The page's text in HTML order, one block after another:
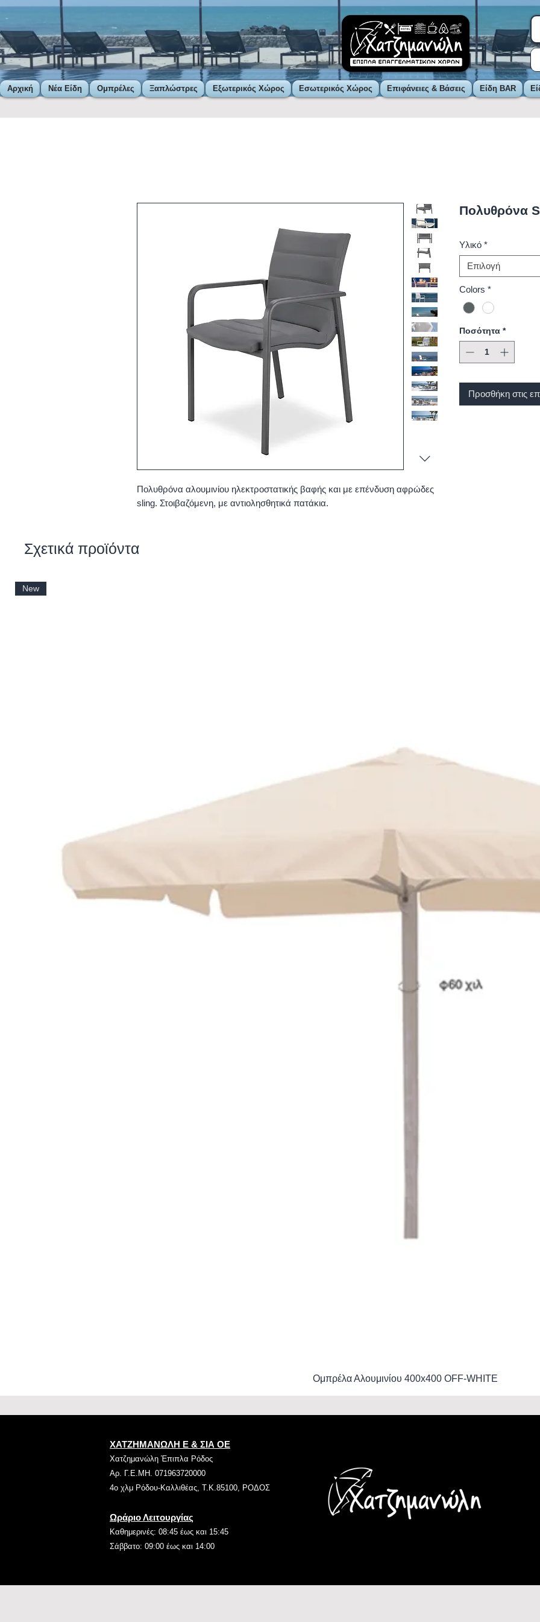
Αρχική Νέα Είδη Ομπρέλες Ξαπλώστρες Εξωτερικός Χώρος Εσωτερικός Χώρος Επιφάνειες & Βάσεις Είδη BAR
Πολυθρόνα αλουμινίου ηλεκτροστατικής βαφής και με επένδυση αφρώδες
sling. Στοιβαζόμενη, με αντιολησθητικά πατάκια.
Πολυθρόνα
Υλικό *
Επιλογή
Colors *
Ποσότητα *
Προσθήκη στις
Σχετικά προϊόντα
New
Ομπρέλα Αλουμινίου 400x400 OFF-WHITE
ΧΑΤΖΗΜΑΝΩΛΗ Ε & ΣΙΑ ΟΕ
Χατζημανώλη Έπιπλα Ρόδος
Αρ. Γ.Ε.ΜΗ. 071963720000
4ο χλμ Ρόδου-Καλλιθέας, Τ.Κ.85100, ΡΟΔΟΣ
Ωράριο Λειτουργίας
Καθημερινές: 08:45 έως και 15:45
Σάββατο: 09:00 έως και 14:00